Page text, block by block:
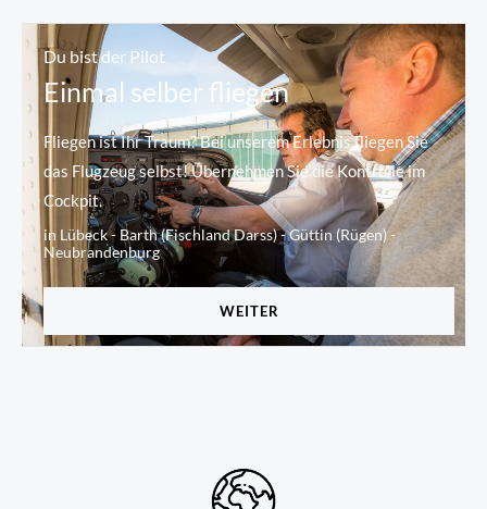
Du bist der Pilot
Einmal selber fliegen
Fliegen ist Ihr Traum? Bei unserem Erlebnis fliegen Sie
das Flugzeug selbst! Übernehmen Sie die Kontrolle im
Cockpit.
in Lübeck - Barth (Fischland Darss) - Güttin (Rügen) -
Neubrandenburg
WEITER